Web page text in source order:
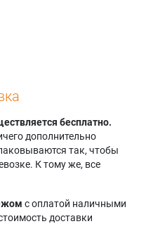
бесплатно.
дополнительно
так, чтобы
К тому же, все
с оплатой наличными
доставки